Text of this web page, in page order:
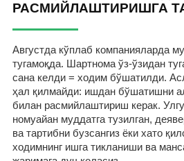
РАСМИЙЛАШТИРИШГА
Августда кўплаб компанияларда
тугамоқда. Шартнома ўз-ўзидан
сана келди = ходим бўшатилди.
ҳал қилмайди: ишдан бўшатишни
билан расмийлаштириш керак.
номуайан муддатга тузилган,
ва тартибни бузсангиз ёки хато
ходимнинг ишга тикланиши ва